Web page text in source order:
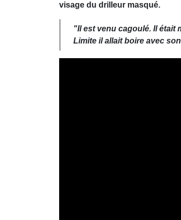
visage du drilleur masqué.
"Il est venu cagoulé. Il était
Limite il allait boire avec